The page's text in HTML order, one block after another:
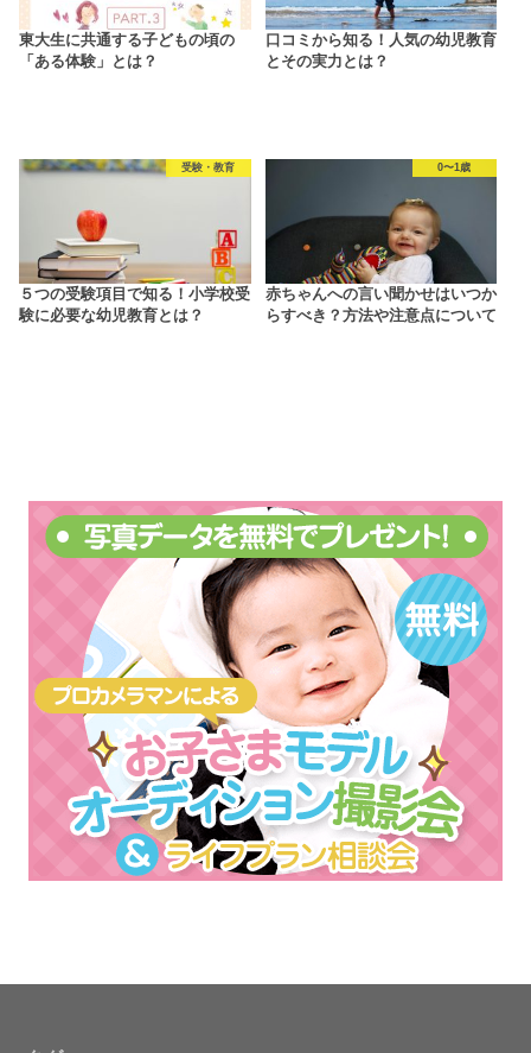
東大生に共通する子どもの頃の
「ある体験」とは？
口コミから知る！人気の幼児教育
とその実力とは？
受験・教育
５つの受験項目で知る！小学校受
験に必要な幼児教育とは？
0〜1歳
赤ちゃんへの言い聞かせはいつか
らすべき？方法や注意点について